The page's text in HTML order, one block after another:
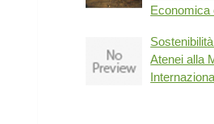
Atenei alla